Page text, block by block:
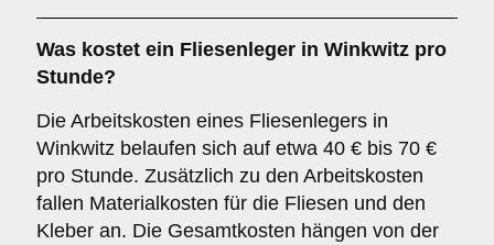
Was kostet ein Fliesenleger in Winkwitz pro
Stunde?
Die Arbeitskosten eines Fliesenlegers in
Winkwitz belaufen sich auf etwa 40 € bis 70 €
pro Stunde. Zusätzlich zu den Arbeitskosten
fallen Materialkosten für die Fliesen und den
Kleber an. Die Gesamtkosten hängen von der